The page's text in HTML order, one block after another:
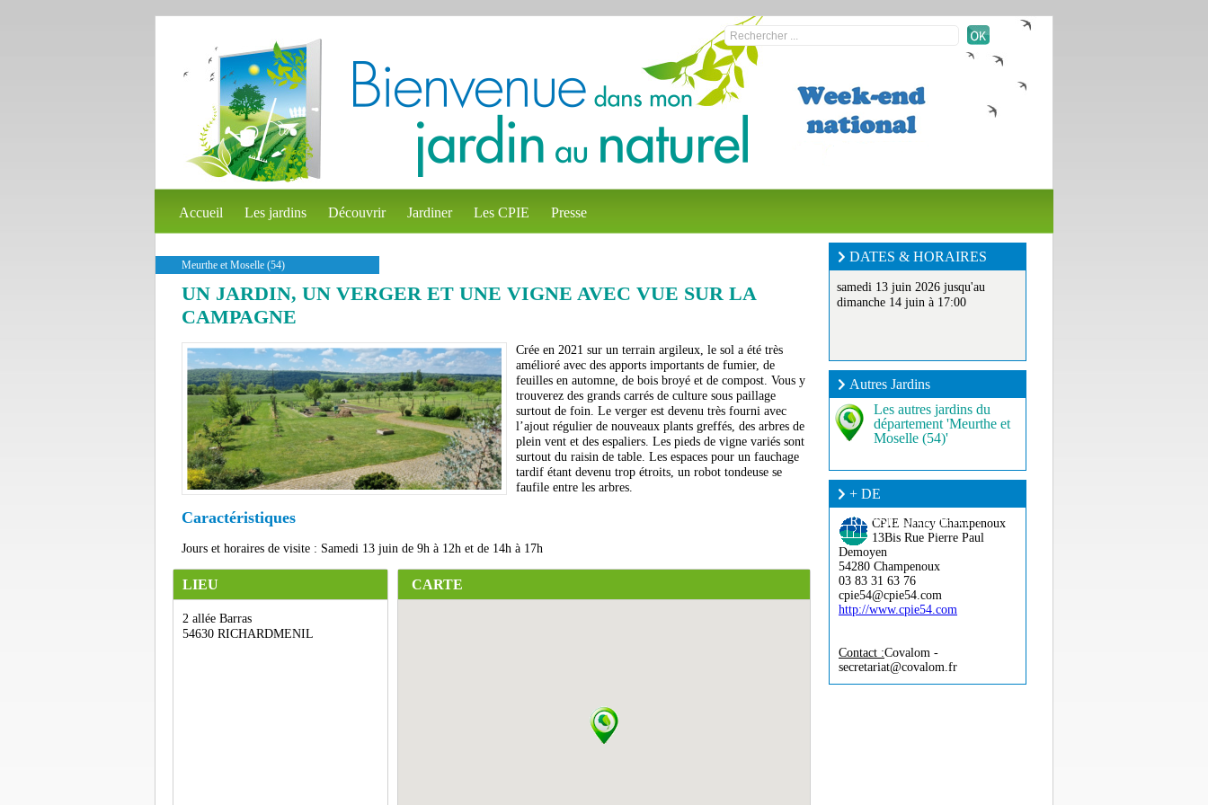
Accueil Les jardins Découvrir Jardiner Les CPIE Presse
Meurthe et Moselle (54)
UN JARDIN, UN VERGER ET UNE VIGNE AVEC VUE SUR LA
CAMPAGNE
Crée en 2021 sur un terrain argileux, le sol a été très
amélioré avec des apports importants de fumier, de
feuilles en automne, de bois broyé et de compost. Vous y
trouverez des grands carrés de culture sous paillage
surtout de foin. Le verger est devenu très fourni avec
l’ajout régulier de nouveaux plants greffés, des arbres de
plein vent et des espaliers. Les pieds de vigne variés sont
surtout du raisin de table. Les espaces pour un fauchage
tardif étant devenu trop étroits, un robot tondeuse se
faufile entre les arbres.
Caractéristiques
Jours et horaires de visite : Samedi 13 juin de 9h à 12h et de 14h à 17h
LIEU
2 allée Barras
54630 RICHARDMENIL
CARTE
DATES & HORAIRES
samedi 13 juin 2026 jusqu'au
dimanche 14 juin à 17:00
Autres Jardins
Les autres jardins du
département 'Meurthe et
Moselle (54)'
+ DE
RENSEIGNEMENT ?
CPIE Nancy Champenoux
13Bis Rue Pierre Paul
Demoyen
54280 Champenoux
03 83 31 63 76
cpie54@cpie54.com
http://www.cpie54.com
Contact :Covalom -
secretariat@covalom.fr